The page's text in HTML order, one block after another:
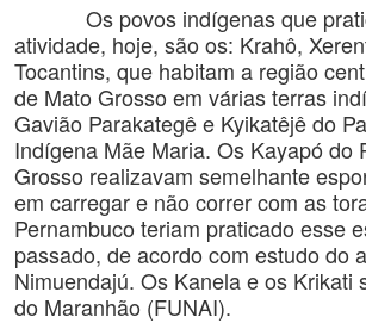
Os povos indígenas que
atividade, hoje, são os: Krahô,
Tocantins, que habitam a região
de Mato Grosso em várias terras
Gavião Parakategê e Kyikatêjê do
Indígena Mãe Maria. Os Kayapó do
Grosso realizavam semelhante
em carregar e não correr com as
Pernambuco teriam praticado esse
passado, de acordo com estudo do
Nimuendajú. Os Kanela e os Krikati
do Maranhão (FUNAI).